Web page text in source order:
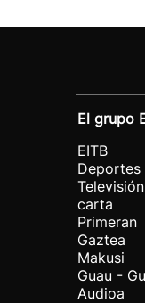
El grupo
EITB
Deportes
carta
Primeran
Gaztea
Makusi
Guau -
Audioa